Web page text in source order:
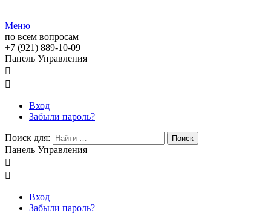
Меню
по всем вопросам
+7 (921) 889-10-09
Панель Управления


Вход
Забыли пароль?
Поиск для: Поиск
Панель Управления


Вход
Забыли пароль?